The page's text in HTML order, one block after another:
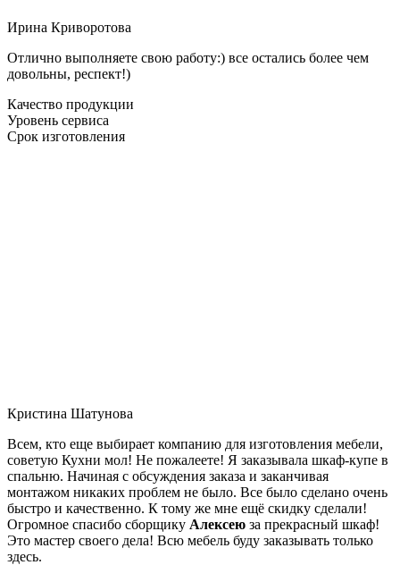
Ирина Криворотова
Отлично выполняете свою работу:) все остались более чем
довольны, респект!)
Качество продукции
Уровень сервиса
Срок изготовления
Кристина Шатунова
Всем, кто еще выбирает компанию для изготовления мебели,
советую Кухни мол! Не пожалеете! Я заказывала шкаф-купе в
спальню. Начиная с обсуждения заказа и заканчивая
монтажом никаких проблем не было. Все было сделано очень
быстро и качественно. К тому же мне ещё скидку сделали!
Огромное спасибо сборщику Алексею за прекрасный шкаф!
Это мастер своего дела! Всю мебель буду заказывать только
здесь.